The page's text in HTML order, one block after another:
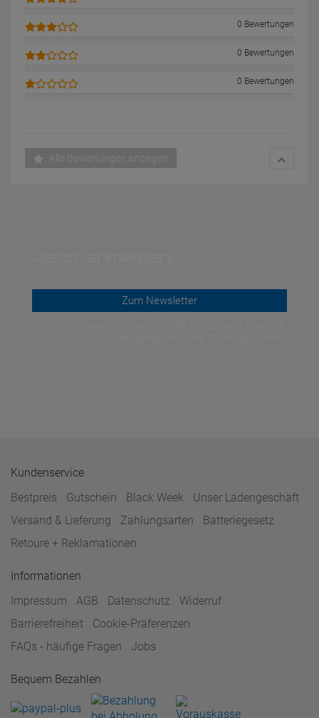
0 Bewertungen
0 Bewertungen
0 Bewertungen
Alle Bewertungen anzeigen
Zum Newsletter
Kundenservice
Bestpreis
Gutschein Black Week
Unser Ladengeschäft
Versand & Lieferung
Zahlungsarten
Batteriegesetz
Retoure + Reklamationen
Informationen
Impressum
AGB Datenschutz
Widerruf
Barrierefreiheit
Cookie-Präferenzen
FAQs - häufige Fragen
Jobs
Bequem Bezahlen